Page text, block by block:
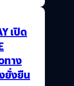
เปิด
ทาง
ยั่งยืน